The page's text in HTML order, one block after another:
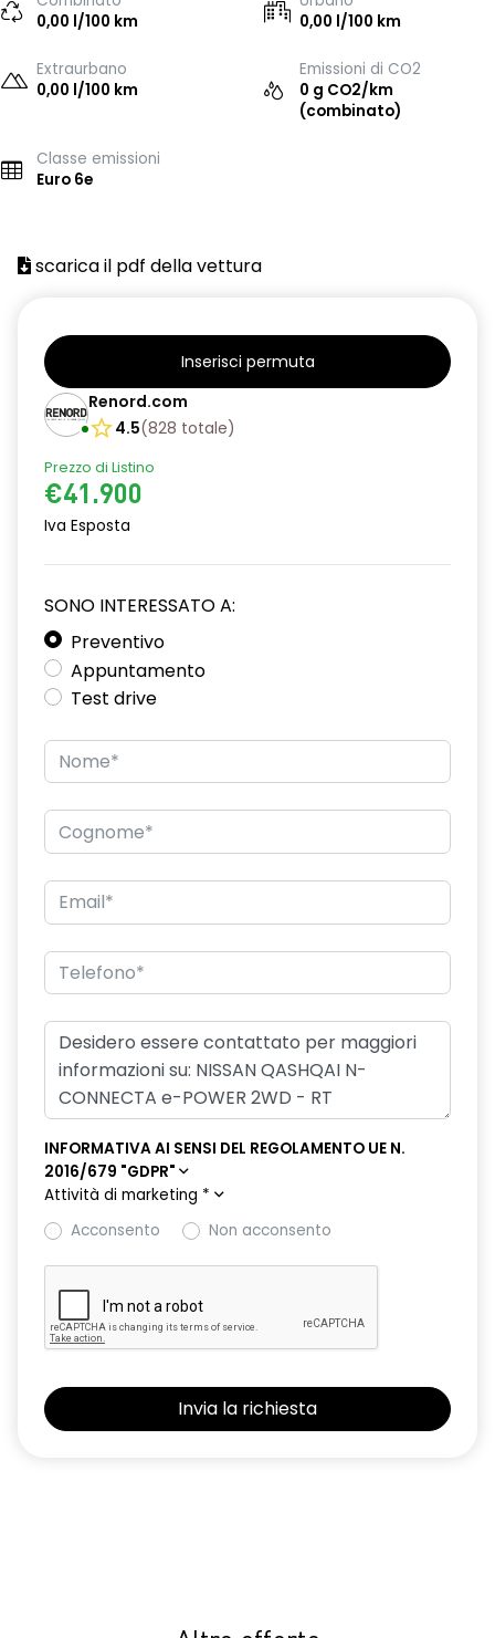
0,00 l/100 km
0,00 l/100 km
Extraurbano
0,00 l/100 km
Emissioni di CO2
0 g CO2/km
(combinato)
Classe emissioni
Euro 6e
scarica il pdf della vettura
Inserisci permuta
Renord.com
4.5(828 totale)
Prezzo di Listino
€41.900
Iva Esposta
SONO INTERESSATO A:
Preventivo
Appuntamento
Test drive
INFORMATIVA AI SENSI DEL REGOLAMENTO UE N.
2016/679 "GDPR"
Attività di marketing *
Acconsento
Non acconsento